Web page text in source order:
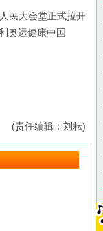
民大会堂正式拉开
奥运健康中国
(责任编辑：刘耘)